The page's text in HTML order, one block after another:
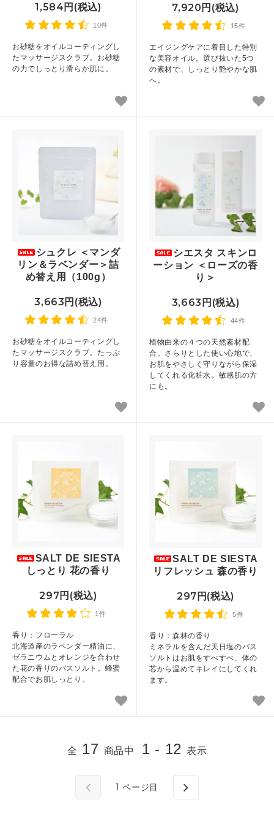
1,584円(税込)
10件
お砂糖をオイルコーティングし
たマッサージスクラブ。お砂糖
の力でしっとり滑らか肌に。
7,920円(税込)
15件
エイジングケアに着目した特別
な美容オイル。選び抜いた5つ
の素材で、しっとり艶やかな肌
へ。
シュクレ ＜マンダ
リン＆ラベンダー＞詰
め替え用（100g）
3,663円(税込)
24件
お砂糖をオイルコーティングし
たマッサージスクラブ。たっぷ
り容量のお得な詰め替え用。
シエスタ スキンロ
ーション ＜ローズの香
り＞
3,663円(税込)
44件
植物由来の４つの天然素材配
合。さらりとした使い心地で、
お肌をやさしく守りながら保湿
してくれる化粧水。敏感肌の方
にも。
SALT DE SIESTA
しっとり 花の香り
297円(税込)
1件
香り：フローラル
北海道産のラベンダー精油に、
ゼラニウムとオレンジを合わせ
た花の香りのバスソルト。蜂蜜
配合でお肌しっとり。
SALT DE SIESTA
リフレッシュ 森の香り
297円(税込)
5件
香り：森林の香り
ミネラルを含んだ天日塩のバス
ソルトはお肌をすべすべ、体の
芯から温めてキレイにしてくれ
ます。
全 17 商品中 1 - 12 表示
1ページ目